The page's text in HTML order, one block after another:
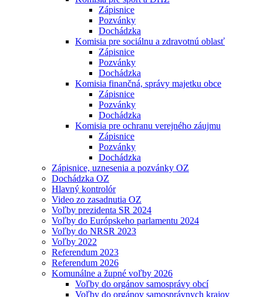
Zápisnice
Pozvánky
Dochádzka
Komisia pre sociálnu a zdravotnú oblasť
Zápisnice
Pozvánky
Dochádzka
Komisia finančná, správy majetku obce
Zápisnice
Pozvánky
Dochádzka
Komisia pre ochranu verejného záujmu
Zápisnice
Pozvánky
Dochádzka
Zápisnice, uznesenia a pozvánky OZ
Dochádzka OZ
Hlavný kontrolór
Video zo zasadnutia OZ
Voľby prezidenta SR 2024
Voľby do Európskeho parlamentu 2024
Voľby do NRSR 2023
Voľby 2022
Referendum 2023
Referendum 2026
Komunálne a župné voľby 2026
Voľby do orgánov samosprávy obcí
Voľby do orgánov samosprávnych krajov